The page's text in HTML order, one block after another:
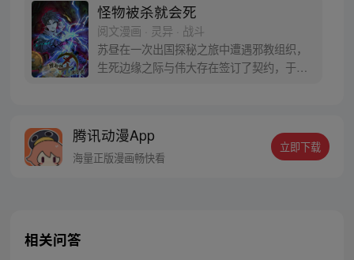
怪物被杀就会死
阅文漫画 · 灵异 · 战斗
苏昼在一次出国探秘之旅中遭遇邪教组织，
生死边缘之际与伟大存在签订了契约，于新
——“杀光这世间的恶，直至无人敢称恶！”
正如同那句人尽皆知的废话“人被杀，就会
腾讯动漫App
海量正版漫画畅快看
立即下载
相关问答